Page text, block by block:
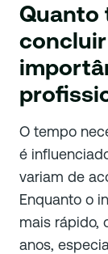
Quanto
O tempo
é
variam de
Enquanto o
mais rápido,
anos,